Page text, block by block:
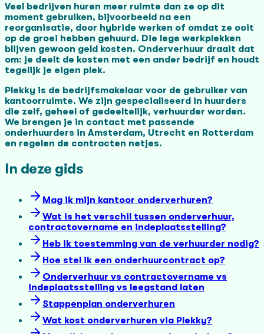
Veel bedrijven huren meer ruimte dan ze op dit
moment gebruiken, bijvoorbeeld na een
reorganisatie, door hybride werken of omdat ze ooit
op de groei hebben gehuurd. Die lege werkplekken
blijven gewoon geld kosten. Onderverhuur draait dat
om: je deelt de kosten met een ander bedrijf en houdt
tegelijk je eigen plek.
Plekky is de bedrijfsmakelaar voor de gebruiker van
kantoorruimte. We zijn gespecialiseerd in huurders
die zelf, geheel of gedeeltelijk, verhuurder worden.
We brengen je in contact met passende
onderhuurders in Amsterdam, Utrecht en Rotterdam
en regelen de contracten netjes.
In deze gids
Mag ik mijn kantoor onderverhuren?
Wat is het verschil tussen onderverhuur,
contractovername en indeplaatsstelling?
Heb ik toestemming van de verhuurder nodig?
Hoe stel ik een onderhuurcontract op?
Onderverhuur vs contractovername vs
indeplaatsstelling vs leegstand laten
Stappenplan onderverhuren
Wat kost onderverhuren via Plekky?